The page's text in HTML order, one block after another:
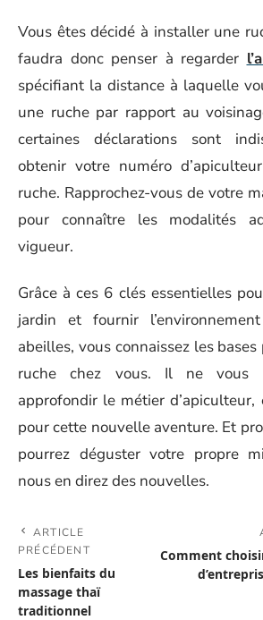
Vous êtes décidé à installer une
faudra donc penser à regarder
spécifiant la distance à laquelle
une ruche par rapport au
certaines déclarations sont
obtenir votre numéro
ruche. Rapprochez-vous de votre
pour connaître les modalités
vigueur.
Grâce à ces 6 clés essentielles
jardin et fournir
abeilles, vous connaissez les
ruche chez vous. Il ne vous
approfondir le métier
pour cette nouvelle aventure. Et
pourrez déguster votre propre
nous en direz des nouvelles.
ARTICLE
PRÉCÉDENT
Les bienfaits du
massage thaï
traditionnel
Comment